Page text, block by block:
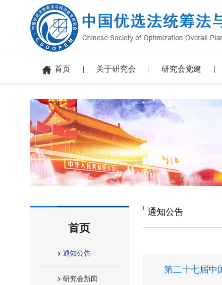
首页 关于研究会 研究会党建
首页
通知公告
研究会新闻
通知公告
第二十七届中